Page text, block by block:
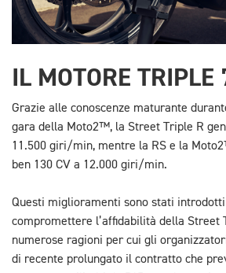
IL MOTORE TRIPLE
Grazie alle conoscenze maturante
gara della Moto2™, la Street Triple R
11.500 giri/min, mentre la RS e la
ben 130 CV a 12.000 giri/min.
Questi miglioramenti sono stati introdotti
compromettere l’affidabilità della Street
numerose ragioni per cui gli
di recente prolungato il contratto che